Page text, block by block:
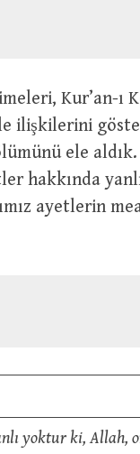
Kur’an-ı
ilişkilerini
ele aldık.
hakkında
ayetlerin
yoktur ki, Allah,